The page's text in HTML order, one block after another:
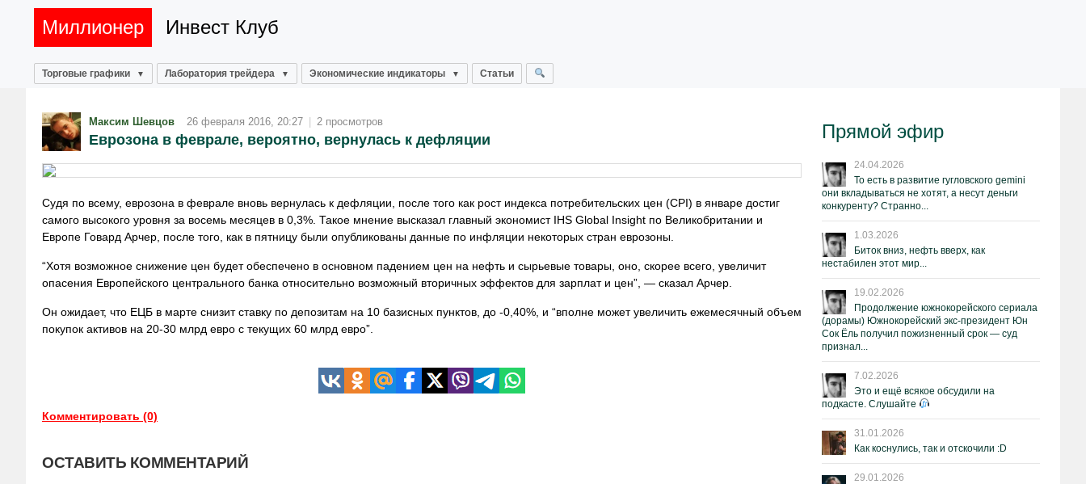
Миллионер Инвест Клуб
Торговые графики Лаборатория трейдера Экономические индикаторы Статьи
Максим Шевцов 26 февраля 2016, 20:27 | 2 просмотров
Еврозона в феврале, вероятно, вернулась к дефляции
Судя по всему, еврозона в феврале вновь вернулась к дефляции, после того как рост индекса потребительских цен (CPI) в январе достиг
самого высокого уровня за восемь месяцев в 0,3%. Такое мнение высказал главный экономист IHS Global Insight по Великобритании и
Европе Говард Арчер, после того, как в пятницу были опубликованы данные по инфляции некоторых стран еврозоны.
“Хотя возможное снижение цен будет обеспечено в основном падением цен на нефть и сырьевые товары, оно, скорее всего, увеличит
опасения Европейского центрального банка относительно возможный вторичных эффектов для зарплат и цен”, — сказал Арчер.
Он ожидает, что ЕЦБ в марте снизит ставку по депозитам на 10 базисных пунктов, до -0,40%, и “вполне может увеличить ежемесячный объем
покупок активов на 20-30 млрд евро с текущих 60 млрд евро”.
Комментировать (0)
ОСТАВИТЬ КОММЕНТАРИЙ
Прямой эфир
24.04.2026
То есть в развитие гугловского gemini
они вкладываться не хотят, а несут деньги
конкуренту? Странно...
1.03.2026
Биток вниз, нефть вверх, как
нестабилен этот мир...
19.02.2026
Продолжение южнокорейского сериала
(дорамы) Южнокорейский экс-президент Юн
Сок Ёль получил пожизненный срок — суд
признал...
7.02.2026
Это и ещё всякое обсудили на
подкасте. Слушайте
31.01.2026
Как коснулись, так и отскочили :D
29.01.2026